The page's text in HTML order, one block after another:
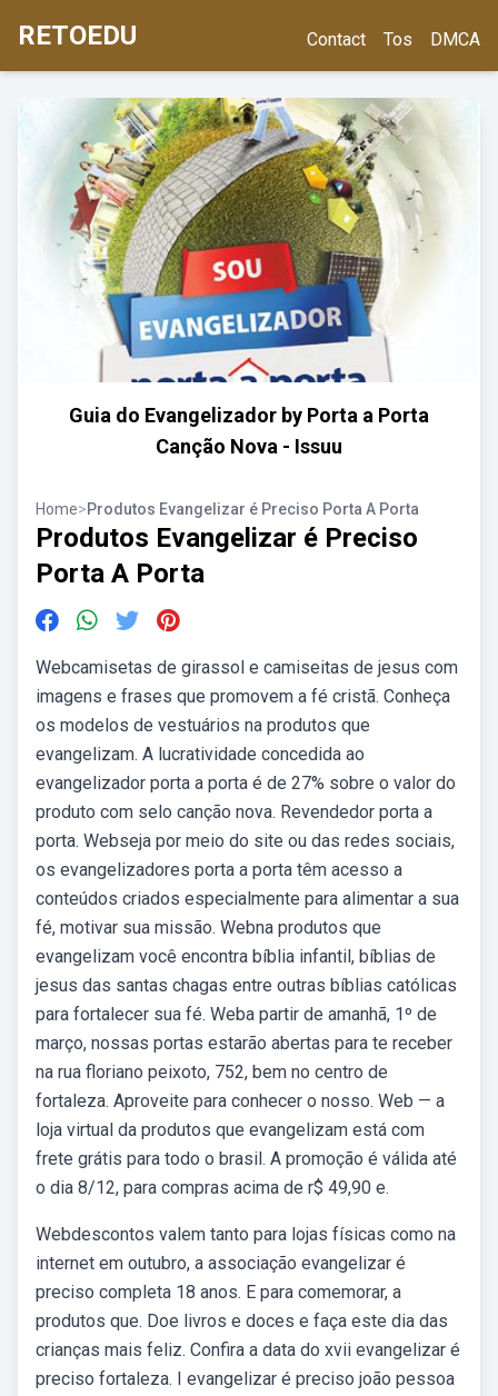
RETOEDU Contact Tos DMCA
Guia do Evangelizador by Porta a Porta
Canção Nova - Issuu
Home>Produtos Evangelizar é Preciso Porta A Porta
Produtos Evangelizar é Preciso
Porta A Porta
Webcamisetas de girassol e camiseitas de jesus com
imagens e frases que promovem a fé cristã. Conheça
os modelos de vestuários na produtos que
evangelizam. A lucratividade concedida ao
evangelizador porta a porta é de 27% sobre o valor do
produto com selo canção nova. Revendedor porta a
porta. Webseja por meio do site ou das redes sociais,
os evangelizadores porta a porta têm acesso a
conteúdos criados especialmente para alimentar a sua
fé, motivar sua missão. Webna produtos que
evangelizam você encontra bíblia infantil, bíblias de
jesus das santas chagas entre outras bíblias católicas
para fortalecer sua fé. Weba partir de amanhã, 1º de
março, nossas portas estarão abertas para te receber
na rua floriano peixoto, 752, bem no centro de
fortaleza. Aproveite para conhecer o nosso. Web — a
loja virtual da produtos que evangelizam está com
frete grátis para todo o brasil. A promoção é válida até
o dia 8/12, para compras acima de r$ 49,90 e.
Webdescontos valem tanto para lojas físicas como na
internet em outubro, a associação evangelizar é
preciso completa 18 anos. E para comemorar, a
produtos que. Doe livros e doces e faça este dia das
crianças mais feliz. Confira a data do xvii evangelizar é
preciso fortaleza. I evangelizar é preciso joão pessoa